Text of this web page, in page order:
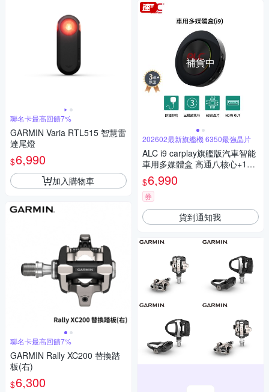
聯名卡最高回饋7%
GARMIN Varia RTL515 智慧雷
達尾燈
$6,990
加入購物車
聯名卡最高回饋7%
GARMIN Rally XC200 替換踏
板(右)
$6,300
補貨中
202602最新旗艦機 6350最強晶片
ALC i9 carplay旗艦版汽車智能
車用多媒體盒 高通八核心+128
GB 安卓車機機上盒(即插即用
秒變安卓機)
$6,990
券
貨到通知我